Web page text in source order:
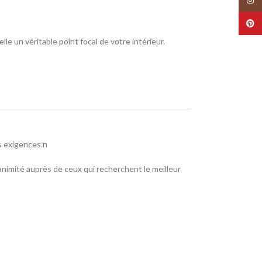
un véritable point focal de votre intérieur.
exigences.n
auprès de ceux qui recherchent le meilleur